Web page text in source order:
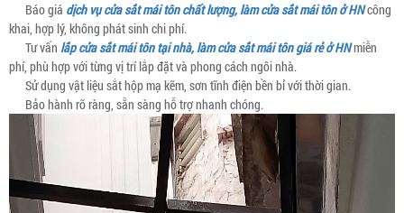
Báo giá dịch vụ cửa sắt mái tôn chất lượng, làm cửa sắt mái tôn ở HNcông
khai, hợp lý, không phát sinh chi phí.
Tư vấn lắp cửa sắt mái tôn tại nhà, làm cửa sắt mái tôn giá rẻ ở HNmiễn
phí, phù hợp với từng vị trí lắp đặt và phong cách ngôi nhà.
Sử dụng vật liệu sắt hộp mạ kẽm, sơn tĩnh điện bền bỉ với thời gian.
Bảo hành rõ ràng, sẵn sàng hỗ trợ nhanh chóng.